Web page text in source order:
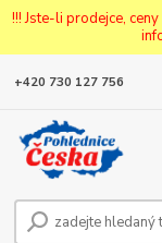
!!! Jste-li prodejce,
+420 730 127 756